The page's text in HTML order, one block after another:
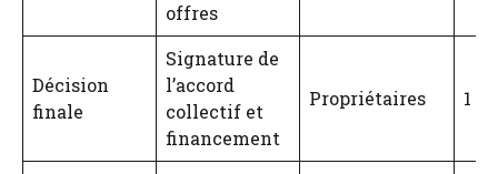
offres
Décision
finale
Signature de
l’accord
collectif et
financement
Propriétaires 1